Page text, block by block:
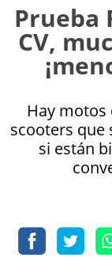
Prueba
CV,
Hay motos
scooters que
si están